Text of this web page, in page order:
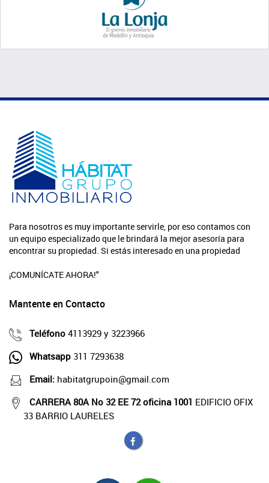
Para nosotros es muy importante servirle, por eso contamos con
un equipo especializado que le brindará la mejor asesoría para
encontrar su propiedad. Si estás interesado en una propiedad
¡COMUNÍCATE AHORA!"
Mantente en Contacto
Teléfono 4113929 y 3223966
Whatsapp 311 7293638
Email: habitatgrupoin@gmail.com
CARRERA 80A No 32 EE 72 oficina 1001 EDIFICIO OFIX
33 BARRIO LAURELES